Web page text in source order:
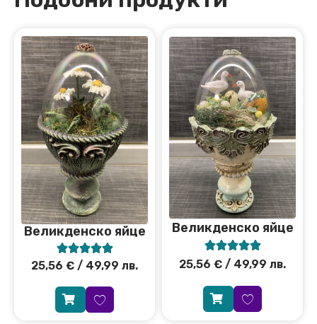
Великденско яйце

25,56 € / 49,99 лв.
Великденско яйце

25,56 € / 49,99 лв.